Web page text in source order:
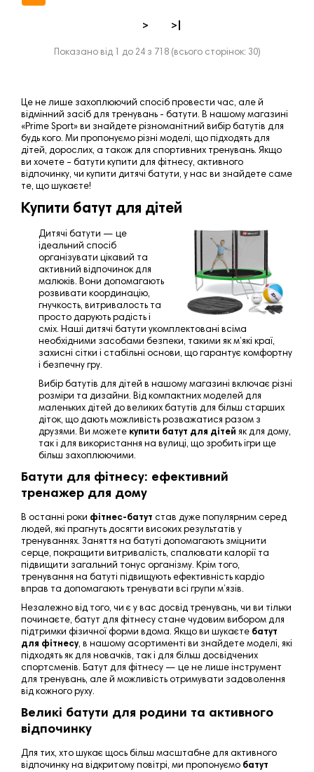
> >|
Показано від 1 до 24 з 718 (всього сторінок: 30)
Це не лише захоплюючий спосіб провести час, але й
відмінний засіб для тренувань - батути. В нашому магазині
«Prime Sport» ви знайдете різноманітний вибір батутів для
будь кого. Ми пропонуємо різні моделі, що підходять для
дітей, дорослих, а також для спортивних тренувань. Якщо
ви хочете – батути купити для фітнесу, активного
відпочинку, чи купити дитячі батути, у нас ви знайдете саме
те, що шукаєте!
Купити батут для дітей
Дитячі батути — це
ідеальний спосіб
організувати цікавий та
активний відпочинок для
малюків. Вони допомагають
розвивати координацію,
гнучкость, витривалость та
просто дарують радість і
сміх. Наші дитячі батути укомплектовані всіма
необхідними засобами безпеки, такими як м’які краї,
захисні сітки і стабільні основи, що гарантує комфортну
і безпечну гру.
Вибір батутів для дітей в нашому магазині включає різні
розміри та дизайни. Від компактних моделей для
маленьких дітей до великих батутів для більш старших
діток, що дають можливість розважатися разом з
друзями. Ви можете купити батут для дітей як для дому,
так і для використання на вулиці, що зробить ігри ще
більш захоплюючими.
Батути для фітнесу: ефективний
тренажер для дому
В останні роки фітнес-батут став дуже популярним серед
людей, які прагнуть досягти високих результатів у
тренуваннях. Заняття на батуті допомагають зміцнити
серце, покращити витривалість, спалювати калорії та
підвищити загальний тонус організму. Крім того,
тренування на батуті підвищують ефективність кардіо
вправ та допомагають тренувати всі групи м’язів.
Незалежно від того, чи є у вас досвід тренувань, чи ви тільки
починаєте, батут для фітнесу стане чудовим вибором для
підтримки фізичної форми вдома. Якщо ви шукаєте батут
для фітнесу, в нашому асортименті ви знайдете моделі, які
підходять як для новачків, так і для більш досвідчених
спортсменів. Батут для фітнесу — це не лише інструмент
для тренувань, але й можливість отримувати задоволення
від кожного руху.
Великі батути для родини та активного
відпочинку
Для тих, хто шукає щось більш масштабне для активного
відпочинку на відкритому повітрі, ми пропонуємо батут